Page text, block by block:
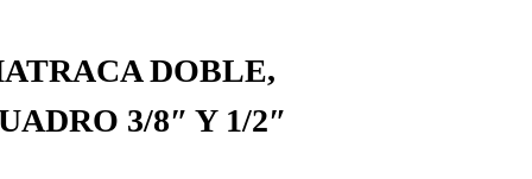
DOBLE,
3/8″ Y 1/2″